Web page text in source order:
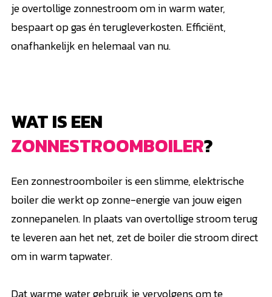
je overtollige zonnestroom om in warm water,
bespaart op gas én terugleverkosten. Efficiënt,
onafhankelijk en helemaal van nu.
WAT IS EEN
ZONNESTROOMBOILER?
Een zonnestroomboiler is een slimme, elektrische
boiler die werkt op zonne-energie van jouw eigen
zonnepanelen. In plaats van overtollige stroom terug
te leveren aan het net, zet de boiler die stroom direct
om in warm tapwater.
Dat warme water gebruik je vervolgens om te